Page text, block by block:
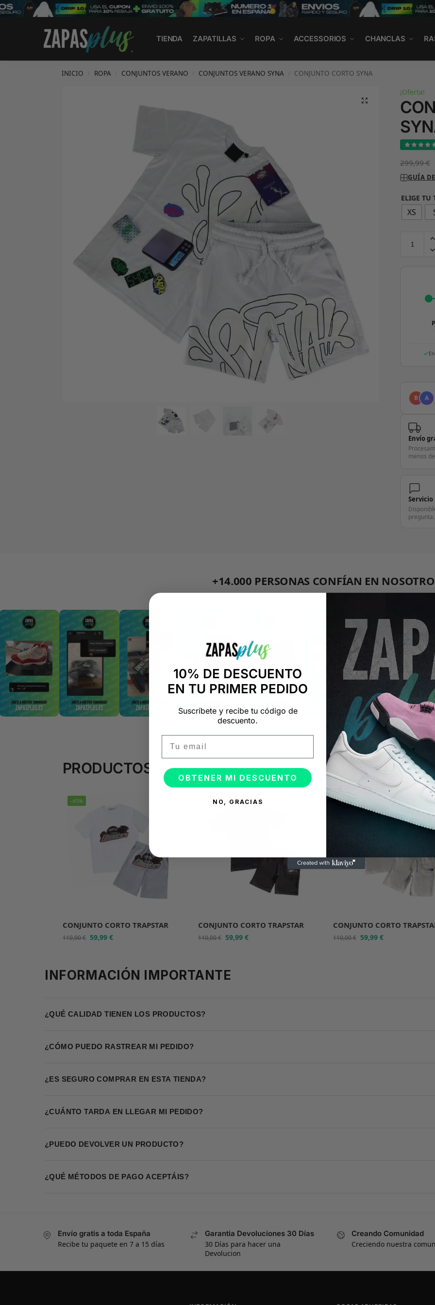
TIENDA ZAPATILLAS ROPA ACCESSORIOS CHANCLAS
Search
INICIO ROPA CONJUNTOS VERANO CONJUNTOS VERANO SYNA CONJUNTO CORTO SYNA
¡Oferta!
299,99€
GUÍA
ELIGE TU
XS
B A
Envío
menos
Servicio
pregunta.
+14.000 PERSONAS CONFÍAN EN
"Consulta nuestras reseñas y compruébalo tú mismo"
PRODUCTOS RELACIONADOS
-45%
CONJUNTO CORTO TRAPSTAR
110,00€ 59,99 €
-45%
CONJUNTO CORTO TRAPSTAR
110,00€ 59,99 €
-45%
CONJUNTO CORTO
110,00€ 59,99€
INFORMACIÓN IMPORTANTE
¿QUÉ CALIDAD TIENEN LOS PRODUCTOS?
¿CÓMO PUEDO RASTREAR MI PEDIDO?
¿ES SEGURO COMPRAR EN ESTA TIENDA?
¿CUÁNTO TARDA EN LLEGAR MI PEDIDO?
¿PUEDO DEVOLVER UN PRODUCTO?
¿QUÉ MÉTODOS DE PAGO ACEPTÁIS?
Envío gratis a toda España
Recibe tu paquete en 7 a 15 días
Garantia Devoluciones 30 Días
30 Días para hacer una
Devolucion
Creando Comunidad
Creciendo nuestra
10% DE DESCUENTO
EN TU PRIMER PEDIDO
Suscríbete y recibe tu código de
descuento.
OBTENER MI DESCUENTO
NO, GRACIAS